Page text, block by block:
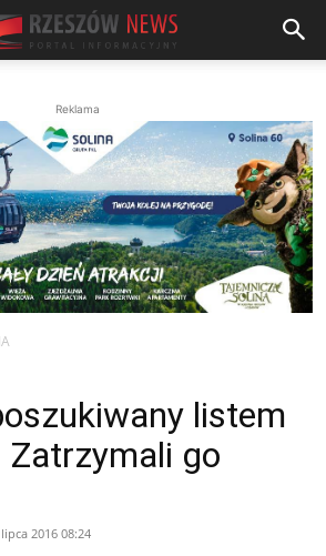
Reklama
listem
Zatrzymali go
2016 08:24